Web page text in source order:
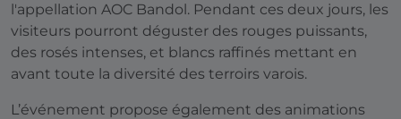
l'appellation AOC Bandol. Pendant ces deux jours, les
visiteurs pourront déguster des rouges puissants,
des rosés intenses, et blancs raffinés mettant en
avant toute la diversité des terroirs varois.
L’événement propose également des animations